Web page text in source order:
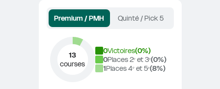
Premium / PMH Quinté / Pick 5
13
courses
0Victoires(0%)
0Places 2ᵉ et 3ᵉ(0%)
1Places 4ᵉ et 5ᵉ(8%)